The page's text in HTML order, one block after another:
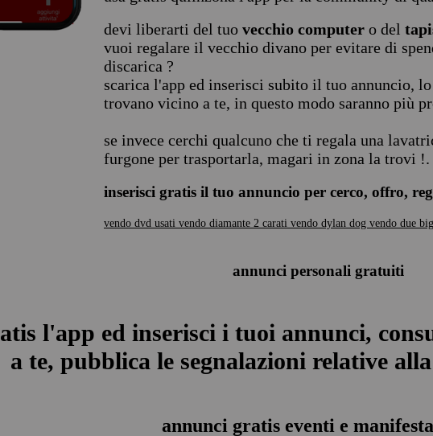
devi liberarti del tuo vecchio computer o del
vuoi regalare il vecchio divano per evitare di
discarica ?
scarica l'app ed inserisci subito il tuo annuncio,
trovano vicino a te, in questo modo saranno più
se invece cerchi qualcuno che ti regala una
furgone per trasportarla, magari in zona la trovi !.
inserisci gratis il tuo annuncio per cerco, offro,
vendo dvd usati vendo diamante 2 carati vendo dylan dog vendo due
annunci personali gratuiti
l'app ed inserisci i tuoi annunci,
a te, pubblica le segnalazioni relative
annunci gratis eventi e